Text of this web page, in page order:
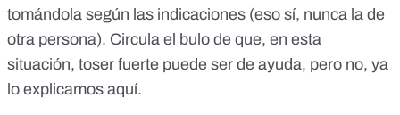
tomándola según las indicaciones (eso sí, nunca la de
otra persona). Circula el bulo de que, en esta
situación, toser fuerte puede ser de ayuda, pero no, ya
lo explicamos aquí.